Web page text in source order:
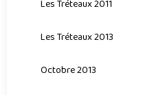
Les Tréteaux 2011
Les Tréteaux 2013
Octobre 2013